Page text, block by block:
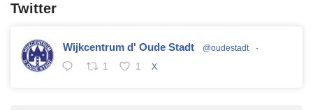
Twitter
Wijkcentrum d' Oude Stadt @oudestadt ·
1 1 X